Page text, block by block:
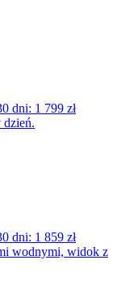
dni: 1 799 zł
dni: 1 859 zł